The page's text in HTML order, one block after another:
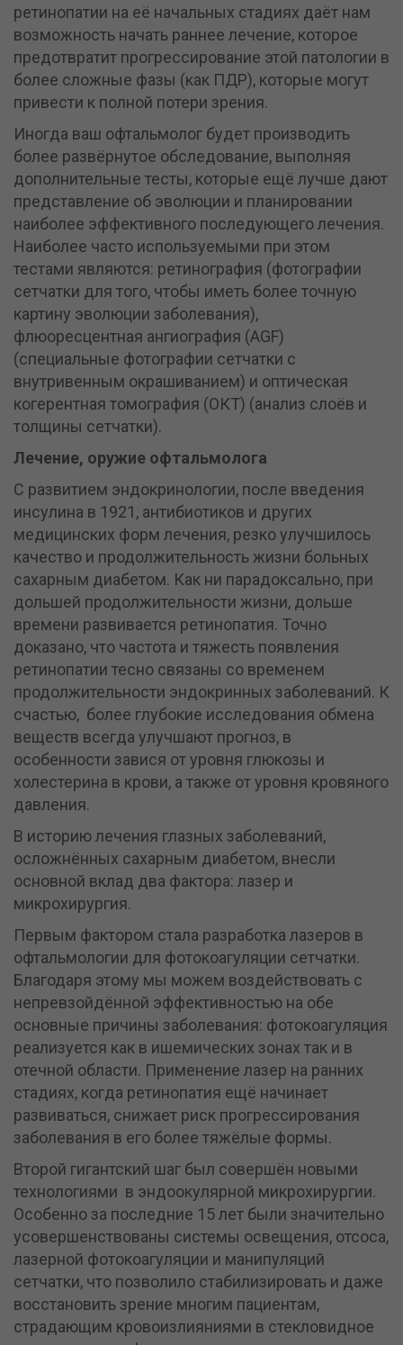
ретинопатии на её начальных стадиях даёт нам
возможность начать раннее лечение, которое
предотвратит прогрессирование этой патологии в
более сложные фазы (как ПДР), которые могут
привести к полной потери зрения.
Иногда ваш офтальмолог будет производить
более развёрнутое обследование, выполняя
дополнительные тесты, которые ещё лучше дают
представление об эволюции и планировании
наиболее эффективного последующего лечения.
Наиболее часто используемыми при этом
тестами являются: ретинография (фотографии
сетчатки для того, чтобы иметь более точную
картину эволюции заболевания),
флюоресцентная ангиография (AGF)
(специальные фотографии сетчатки с
внутривенным окрашиванием) и оптическая
когерентная томография (ОКТ) (анализ слоёв и
толщины сетчатки).
Лечение, оружие офтальмолога
С развитием эндокринологии, после введения
инсулина в 1921, антибиотиков и других
медицинских форм лечения, резко улучшилось
качество и продолжительность жизни больных
сахарным диабетом. Как ни парадоксально, при
дольшей продолжительности жизни, дольше
времени развивается ретинопатия. Точно
доказано, что частота и тяжесть появления
ретинопатии тесно связаны со временем
продолжительности эндокринных заболеваний. К
счастью, более глубокие исследования обмена
веществ всегда улучшают прогноз, в
особенности завися от уровня глюкозы и
холестерина в крови, а также от уровня кровяного
давления.
В историю лечения глазных заболеваний,
осложнённых сахарным диабетом, внесли
основной вклад два фактора: лазер и
микрохирургия.
Первым фактором стала разработка лазеров в
офтальмологии для фотокоагуляции сетчатки.
Благодаря этому мы можем воздействовать с
непревзойдённой эффективностью на обе
основные причины заболевания: фотокоагуляция
реализуется как в ишемических зонах так и в
отечной области. Применение лазер на ранних
стадиях, когда ретинопатия ещё начинает
развиваться, снижает риск прогрессирования
заболевания в его более тяжёлые формы.
Второй гигантский шаг был совершён новыми
технологиями в эндоокулярной микрохирургии.
Особенно за последние 15 лет были значительно
усовершенствованы системы освещения, отсоса,
лазерной фотокоагуляции и манипуляций
сетчатки, что позволило стабилизировать и даже
восстановить зрение многим пациентам,
страдающим кровоизлияниями в стекловидное